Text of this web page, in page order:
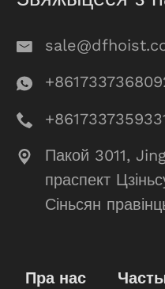
Пакой 3011,
праспект
Сіньсян
Пра нас